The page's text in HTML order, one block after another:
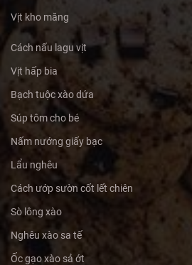
Vịt kho măng
Cách nấu lagu vịt
Vịt hấp bia
Bạch tuộc xào dứa
Súp tôm cho bé
Nấm nướng giấy bạc
Lẩu nghêu
Cách ướp sườn cốt lết chiên
Sò lông xào
Nghêu xào sa tế
Ốc gạo xào sả ớt